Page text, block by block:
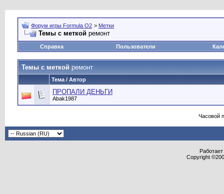
Форум игры Formula O2 > Метки
Темы с меткой ремонт
Справка Пользователи
Темы с меткой ремонт
Тема / Автор
ПРОПАЛИ ДЕНЬГИ
Abak1987
Часовой
Copyright